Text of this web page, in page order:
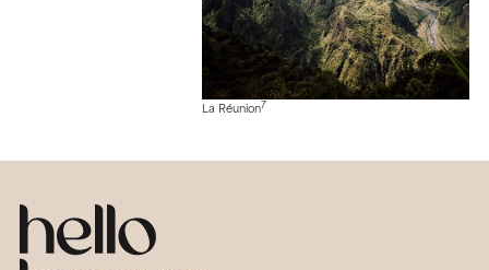
La Réunion7